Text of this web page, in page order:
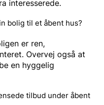
interesserede.
bolig til et åbent hus?
er ren,
Overvej også at
en hyggelig
tilbud under åbent